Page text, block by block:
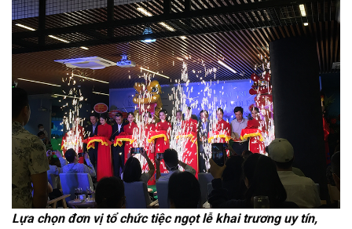
Lựa chọn đơn vị tổ chức tiệc ngọt lễ khai trương uy tín,